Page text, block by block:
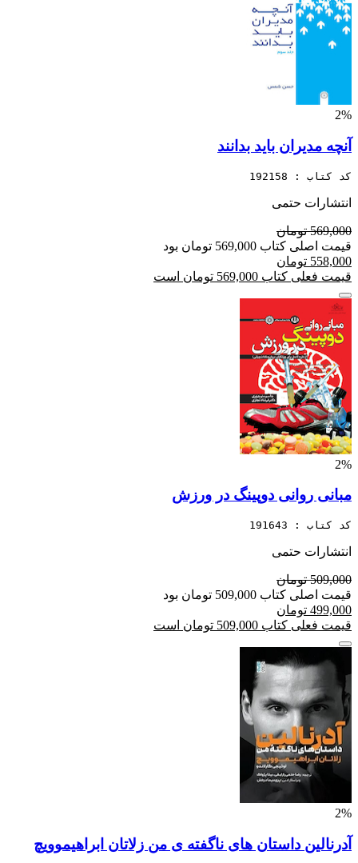
2%
آنچه مدیران باید بدانند
کد کتاب : 192158
انتشارات حتمی
569,000 تومان
قیمت اصلی کتاب 569,000 تومان بود
558,000 تومان
قیمت فعلی کتاب 569,000 تومان است
2%
مبانی روانی دوپینگ در ورزش
کد کتاب : 191643
انتشارات حتمی
509,000 تومان
قیمت اصلی کتاب 509,000 تومان بود
499,000 تومان
قیمت فعلی کتاب 509,000 تومان است
2%
آدرنالین داستان های ناگفته ی من زلاتان ابراهیموویچ